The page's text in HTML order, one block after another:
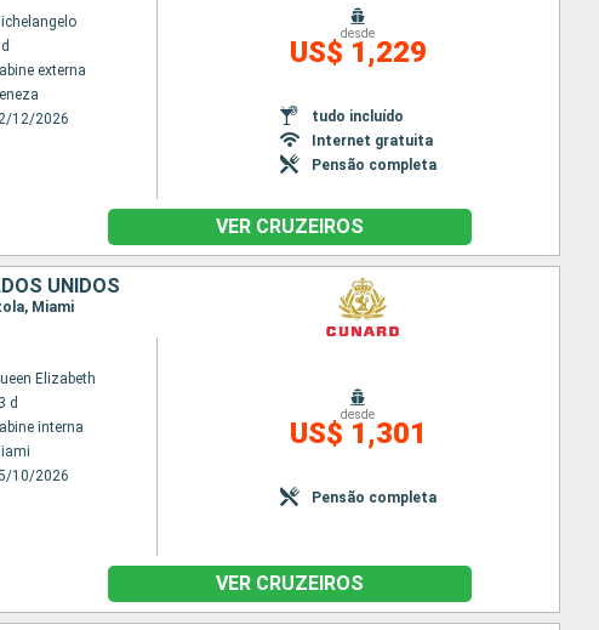
externa
12/2026
desde
US$ 1,229
tudo incluído
Internet gratuita
Pensão completa
VER CRUZEIROS
UNIDOS
Miami
Elizabeth
d
interna
10/2026
desde
US$ 1,301
Pensão completa
VER CRUZEIROS